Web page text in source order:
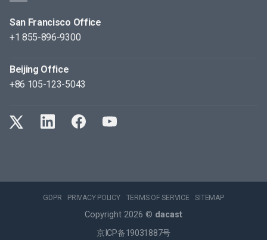
San Francisco Office
+1 855-896-9300
Beijing Office
+86 105-123-5043
GDPR PRIVACY POLICY TERMS OF SERVICE SITEMAP
Copyright 2026 © dacast
京ICP备19031887号